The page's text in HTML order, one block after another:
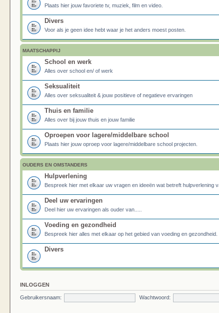
Plaats hier jouw favoriete tv, muziek, film en video.
Divers
Voor als je geen idee hebt waar je het anders moest posten.
MAATSCHAPPIJ
School en werk
Alles over school en/ of werk
Seksualiteit
Alles over seksualiteit & jouw positieve of negatieve ervaringen
Thuis en familie
Alles over bij jouw thuis en jouw familie
Oproepen voor lagere/middelbare school
Plaats hier jouw oproep voor lagere/middelbare school projecten.
OUDERS EN OMSTANDERS
Hulpverlening
Bespreek hier met elkaar uw vragen en ideeën wat betreft hulpverlening
Deel uw ervaringen
Deel hier uw ervaringen als ouder van.....
Voeding en gezondheid
Bespreek hier alles met elkaar op het gebied van voeding en gezondheid.
Divers
INLOGGEN
Gebruikersnaam: Wachtwoord: